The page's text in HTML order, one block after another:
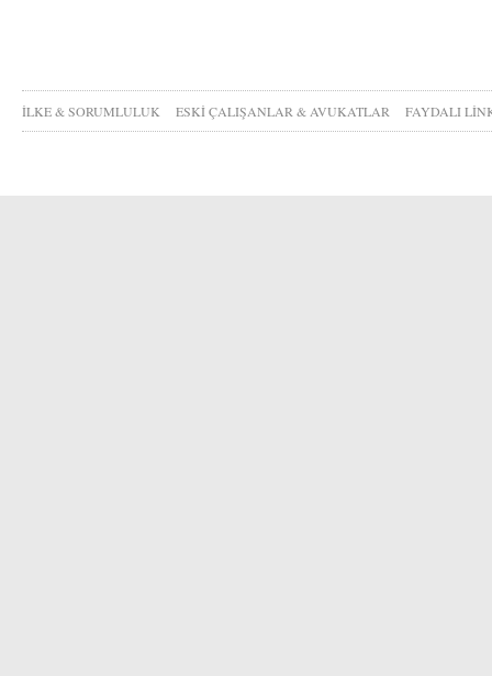
İLKE & SORUMLULUK ESKİ ÇALIŞANLAR & AVUKATLAR FAYDALI